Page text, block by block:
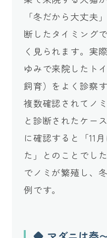
「冬だから大丈夫
断したタイミング
く見られます。実
ゆみで来院したト
飼育）をよく診察
複数確認されてノ
と診断されたケー
に確認すると「11
た」とのことでし
でノミが繁殖し、
例です。